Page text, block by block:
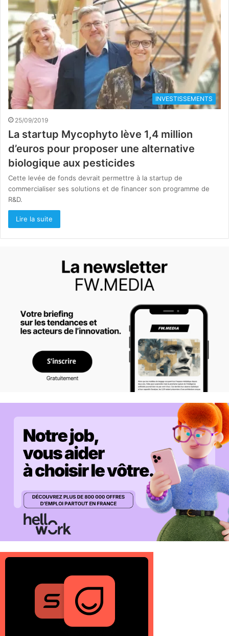
INVESTISSEMENTS
25/09/2019
La startup Mycophyto lève 1,4 million
d’euros pour proposer une alternative
biologique aux pesticides
Cette levée de fonds devrait permettre à la startup de
commercialiser ses solutions et de financer son programme de
R&D.
Lire la suite